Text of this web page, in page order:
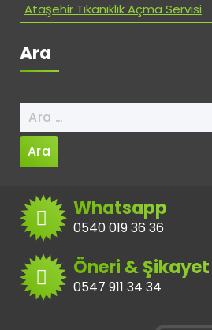
Ataşehir Tıkanıklık Açma Servisi
Ara
Arama:
Whatsapp
0540 019 36 36
Öneri & Şikayet
0547 911 34 34